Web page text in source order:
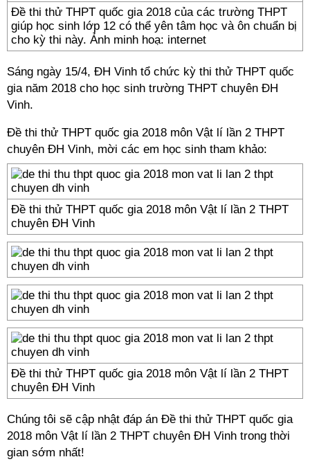
Đề thi thử THPT quốc gia 2018 của các trường THPT
giúp học sinh lớp 12 có thể yên tâm học và ôn chuẩn bị
cho kỳ thi này. Ảnh minh hoạ: internet
Sáng ngày 15/4, ĐH Vinh tổ chức kỳ thi thử THPT quốc
gia năm 2018 cho học sinh trường THPT chuyên ĐH
Vinh.
Đề thi thử THPT quốc gia 2018 môn Vật lí lần 2 THPT
chuyên ĐH Vinh, mời các em học sinh tham khảo:
Đề thi thử THPT quốc gia 2018 môn Vật lí lần 2 THPT
chuyên ĐH Vinh
Đề thi thử THPT quốc gia 2018 môn Vật lí lần 2 THPT
chuyên ĐH Vinh
Chúng tôi sẽ cập nhật đáp án Đề thi thử THPT quốc gia
2018 môn Vật lí lần 2 THPT chuyên ĐH Vinh trong thời
gian sớm nhất!